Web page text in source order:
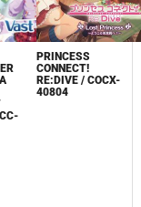
PRINCESS
CONNECT!
RE:DIVE / COCX-
40804